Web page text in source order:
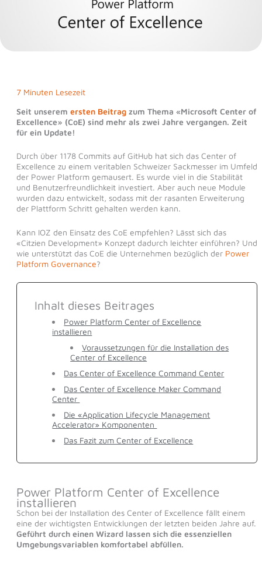
7 Minuten Lesezeit
Seit unserem ersten Beitragzum Thema «Microsoft Center of
Excellence» (CoE) sind mehr als zwei Jahre vergangen. Zeit
für ein Update!
Durch über 1178 Commits auf GitHub hat sich das Center of
Excellence zu einem veritablen Schweizer Sackmesser im Umfeld
der Power Platform gemausert. Es wurde viel in die Stabilität
und Benutzerfreundlichkeit investiert. Aber auch neue Module
wurden dazu entwickelt, sodass mit der rasanten Erweiterung
der Plattform Schritt gehalten werden kann.
Kann IOZ den Einsatz des CoE empfehlen? Lässt sich das
«Citzien Development» Konzept dadurch leichter einführen? Und
wie unterstützt das CoE die Unternehmen bezüglich der Power
Platform Governance?
Inhalt dieses Beitrages
Power Platform Center of Excellence
installieren
Voraussetzungen für die Installation des
Center of Excellence
Das Center of Excellence Command Center
Das Center of Excellence Maker Command
Center
Die «Application Lifecycle Management
Accelerator» Komponenten
Das Fazit zum Center of Excellence
Power Platform Center of Excellence
installieren
Schon bei der Installation des Center of Excellence fällt einem
eine der wichtigsten Entwicklungen der letzten beiden Jahre auf.
Geführt durch einen Wizard lassen sich die essenziellen
Umgebungsvariablen komfortabel abfüllen.